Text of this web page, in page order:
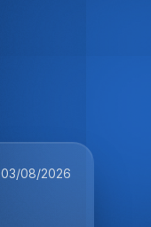
03/08/2026